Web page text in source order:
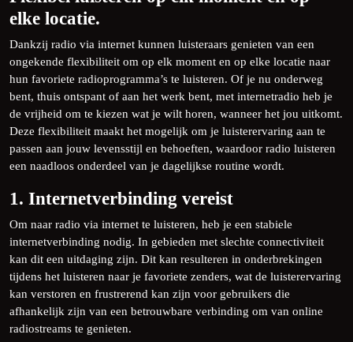
elke locatie.
Dankzij radio via internet kunnen luisteraars genieten van een
ongekende flexibiliteit om op elk moment en op elke locatie naar
hun favoriete radioprogramma’s te luisteren. Of je nu onderweg
bent, thuis ontspant of aan het werk bent, met internetradio heb je
de vrijheid om te kiezen wat je wilt horen, wanneer het jou uitkomt.
Deze flexibiliteit maakt het mogelijk om je luisterervaring aan te
passen aan jouw levensstijl en behoeften, waardoor radio luisteren
een naadloos onderdeel van je dagelijkse routine wordt.
1. Internetverbinding vereist
Om naar radio via internet te luisteren, heb je een stabiele
internetverbinding nodig. In gebieden met slechte connectiviteit
kan dit een uitdaging zijn. Dit kan resulteren in onderbrekingen
tijdens het luisteren naar je favoriete zenders, wat de luisterervaring
kan verstoren en frustrerend kan zijn voor gebruikers die
afhankelijk zijn van een betrouwbare verbinding om van online
radiostreams te genieten.